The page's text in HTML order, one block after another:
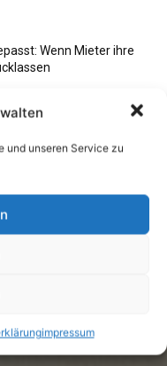
und unseren Service zu
impressum
Wenn Mieter ihre
Look fürs